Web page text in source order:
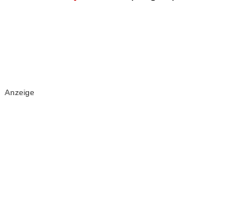
Anzeige